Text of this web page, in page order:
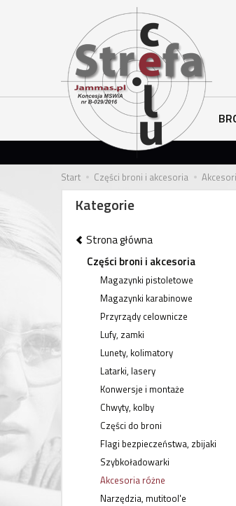
Start Części broni i akcesoria
Kategorie
Strona główna
Części broni i akcesoria
Magazynki pistoletowe
Magazynki karabinowe
Przyrządy celownicze
Lufy, zamki
Lunety, kolimatory
Latarki, lasery
Konwersje i montaże
Chwyty, kolby
Części do broni
Flagi bezpieczeństwa, zbijaki
Szybkoładowarki
Akcesoria różne
Narzędzia, mutitool'e